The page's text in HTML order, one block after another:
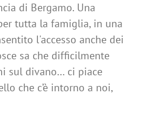
di Bergamo. Una
tutta la famiglia, in una
l'accesso anche dei
sa che difficilmente
sul divano… ci piace
che c’è intorno a noi,